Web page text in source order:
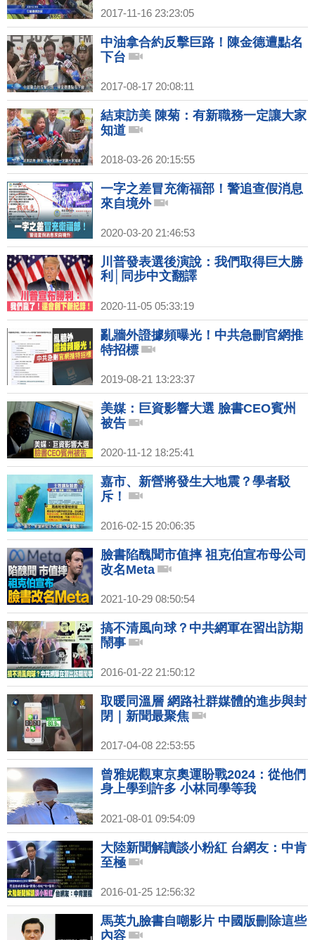
2017-11-16 23:23:05
中油拿合約反擊巨路！陳金德遭點名
下台
2017-08-17 20:08:11
結束訪美 陳菊：有新職務一定讓大家
知道
2018-03-26 20:15:55
一字之差冒充衛福部！警追查假消息
來自境外
2020-03-20 21:46:53
川普發表選後演說：我們取得巨大勝
利│同步中文翻譯
2020-11-05 05:33:19
亂牆外證據頻曝光！中共急刪官網推
特招標
2019-08-21 13:23:37
美媒：巨資影響大選 臉書CEO賓州
被告
2020-11-12 18:25:41
嘉市、新營將發生大地震？學者駁
斥！
2016-02-15 20:06:35
臉書陷醜聞市值摔 祖克伯宣布母公司
改名Meta
2021-10-29 08:50:54
搞不清風向球？中共網軍在習出訪期
鬧事
2016-01-22 21:50:12
取暖同溫層 網路社群媒體的進步與封
閉｜新聞最聚焦
2017-04-08 22:53:55
曾雅妮觀東京奧運盼戰2024：從他們
身上學到許多 小林同學等我
2021-08-01 09:54:09
大陸新聞解讀談小粉紅 台網友：中肯
至極
2016-01-25 12:56:32
馬英九臉書自嘲影片 中國版刪除這些
內容